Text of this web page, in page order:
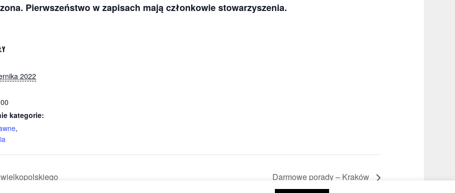
Pierwszeństwo w zapisach mają członkowie stowarzyszenia.
2022
kategorie:
,
Darmowe porady – Kraków